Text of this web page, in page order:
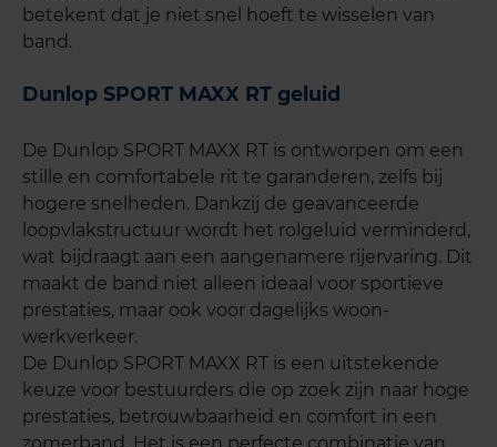
betekent dat je niet snel hoeft te wisselen van
band.
Dunlop SPORT MAXX RT geluid
De Dunlop SPORT MAXX RT is ontworpen om een
stille en comfortabele rit te garanderen, zelfs bij
hogere snelheden. Dankzij de geavanceerde
loopvlakstructuur wordt het rolgeluid verminderd,
wat bijdraagt aan een aangenamere rijervaring. Dit
maakt de band niet alleen ideaal voor sportieve
prestaties, maar ook voor dagelijks woon-
werkverkeer.
De Dunlop SPORT MAXX RT is een uitstekende
keuze voor bestuurders die op zoek zijn naar hoge
prestaties, betrouwbaarheid en comfort in een